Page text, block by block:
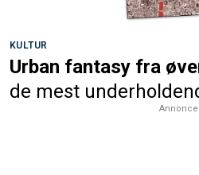
KULTUR
Urban fantasy fra
de mest
Annonce